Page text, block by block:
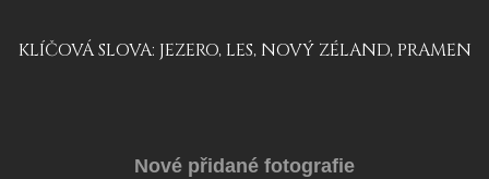
KLÍČOVÁ SLOVA: JEZERO, LES, NOVÝ ZÉLAND, PRAMEN
Nové přidané fotografie